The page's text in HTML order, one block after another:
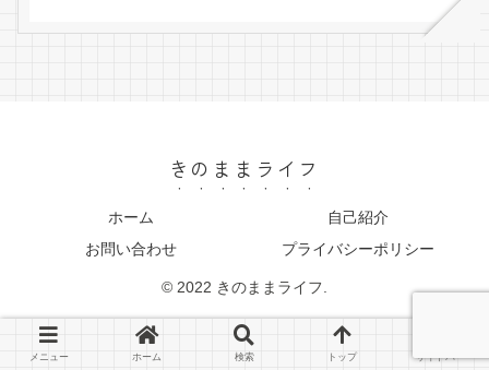
きのままライフ
ホーム
自己紹介
お問い合わせ
プライバシーポリシー
© 2022 きのままライフ.
メニュー ホーム 検索 トップ サイドバー